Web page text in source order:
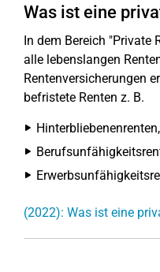
Was ist eine
In dem Bereich "Private
alle lebenslangen
Rentenversicherungen
befristete Renten z. B.
Hinterbliebenenrenten,
(2022): Was ist eine